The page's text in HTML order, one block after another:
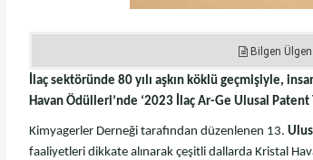
Bilgen Ülgen
İlaç sektöründe 80 yılı aşkın köklü geçmişiyle,
Havan Ödülleri’nde ‘2023 İlaç Ar-Ge Ulusal
Kimyagerler Derneği tarafından düzenlenen 13.
faaliyetleri dikkate alınarak çeşitli dallarda Kristal